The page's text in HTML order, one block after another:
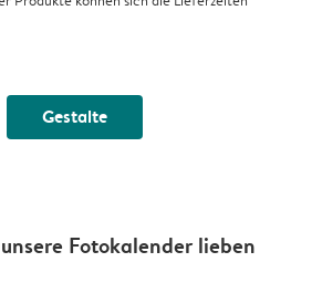
Gestalte
Fotokalender lieben